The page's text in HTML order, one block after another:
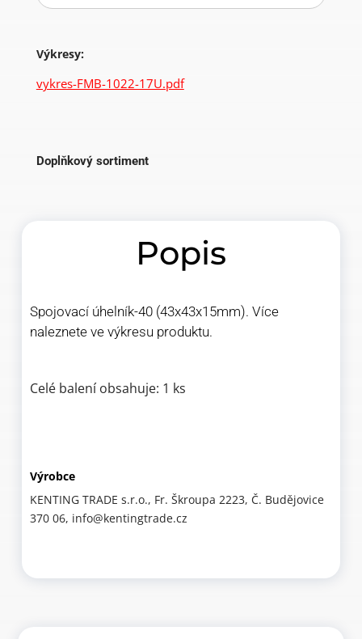
Výkresy:
vykres-FMB-1022-17U.pdf
Doplňkový sortiment
Popis
Spojovací úhelník-40 (43x43x15mm). Více
naleznete ve výkresu produktu.
Celé balení obsahuje: 1 ks
Výrobce
KENTING TRADE s.r.o., Fr. Škroupa 2223, Č. Budějovice
370 06, info@kentingtrade.cz